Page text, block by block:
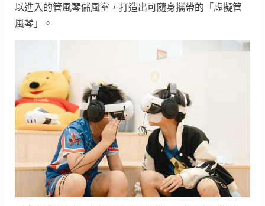
以進入的管風琴儲風室，打造出可隨身攜帶的「虛擬管
風琴」。